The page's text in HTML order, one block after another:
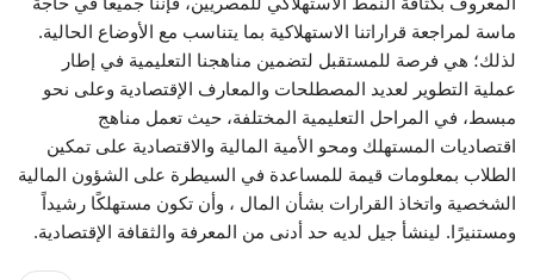
ماسة لمراجعة قراراتنا الاستهلاكية بما يتناسب مع الأوضاع الحالية.
لذلك؛ هي فرصة للمستقبل لتضمين مناهجنا التعليمية في إطار
عملية التطوير لعديد المصطلحات والمعارف الإقتصادية وعلى نحو
مبسط، في المراحل التعليمية المختلفة، حيث تعمل مناهج
اقتصاديات المستهلك ومحو الأمية المالية والاقتصادية على تمكين
الطلاب بمعلومات قيمة للمساعدة في السيطرة على الشؤون المالية
الشخصية واتخاذ القرارات بشأن المال ، وأن تكون مستهلكًا رشيداً
ومستنيرًا. لينشأ جيل لديه حد أدنى من المعرفة والثقافة الإقتصادية.